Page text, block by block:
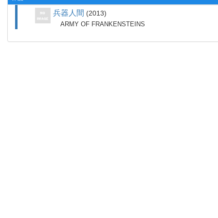
兵器人間 2013
ARMY OF FRANKENSTEINS